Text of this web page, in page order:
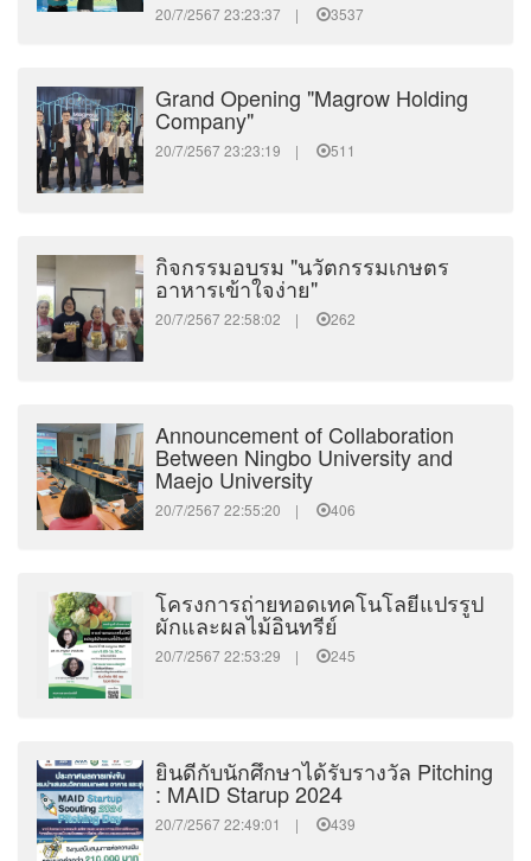
20/7/2567 23:23:37 | 3537
Grand Opening "Magrow Holding
Company"
20/7/2567 23:23:19 | 511
กิจกรรมอบรม "นวัตกรรมเกษตร
อาหารเข้าใจง่าย"
20/7/2567 22:58:02 | 262
Announcement of Collaboration
Between Ningbo University and
Maejo University
20/7/2567 22:55:20 | 406
โครงการถ่ายทอดเทคโนโลยีแปรรูป
ผักและผลไม้อินทรีย์
20/7/2567 22:53:29 | 245
ยินดีกับนักศึกษาได้รับรางวัล Pitching
: MAID Starup 2024
20/7/2567 22:49:01 | 439